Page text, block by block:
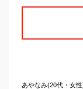
あやなみ(20代・女性